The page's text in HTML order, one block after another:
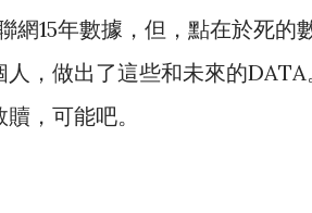
網15年數據，但，點在於死的
，做出了這些和未來的
，可能吧。